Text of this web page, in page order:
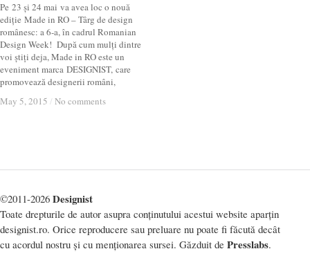
Pe 23 și 24 mai va avea loc o nouă
ediție Made in RO – Târg de design
românesc: a 6-a, în cadrul Romanian
Design Week! După cum mulți dintre
voi știți deja, Made in RO este un
eveniment marca DESIGNIST, care
promovează designerii români,
May 5, 2015 / No comments
May 5, 2015 / No comments
©2011-2026 Designist
Toate drepturile de autor asupra conținutului acestui website aparțin
designist.ro. Orice reproducere sau preluare nu poate fi făcută decât
cu acordul nostru și cu menționarea sursei. Găzduit de Presslabs.